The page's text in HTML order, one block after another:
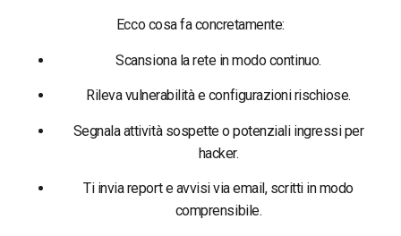
Ecco cosa fa concretamente:
Scansiona la rete in modo continuo.
Rileva vulnerabilità e configurazioni rischiose.
Segnala attività sospette o potenziali ingressi per
hacker.
Ti invia report e avvisi via email, scritti in modo
comprensibile.